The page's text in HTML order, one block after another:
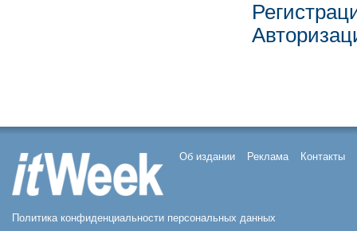
Об издании Реклама Контакты
Политика конфиденциальности персональных данных